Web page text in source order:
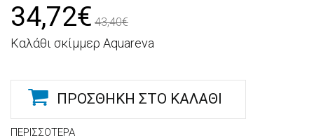
34,72€ 43,40€
Καλάθι σκίμμερ Aquareva
ΠΡΟΣΘΉΚΗ ΣΤΟ ΚΑΛΆΘΙ
ΠΕΡΙΣΣΌΤΕΡΑ